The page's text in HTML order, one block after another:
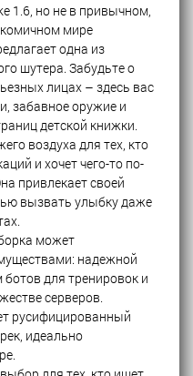
1.6, но не в привычном,
мире
одна из
шутера. Забудьте о
лицах – здесь вас
забавное оружие и
детской книжки.
воздуха для тех, кто
и хочет чего-то по-
привлекает своей
вызвать улыбку даже
может
надежной
для тренировок и
серверов.
русифицированный
идеально